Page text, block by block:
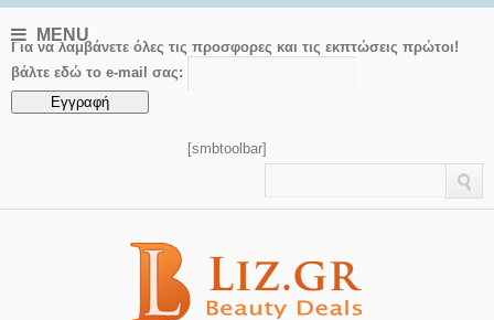
MENU
Για να λαμβάνετε όλες τις προσφορες και τις εκπτώσεις πρώτοι!
βάλτε εδώ το e-mail σας:
[smbtoolbar]